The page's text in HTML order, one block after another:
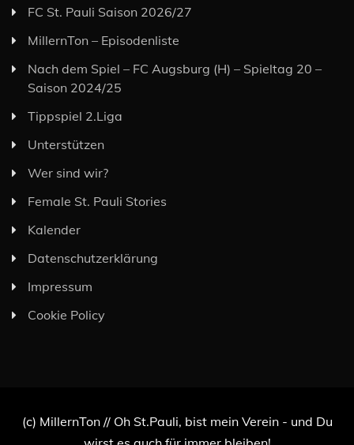
FC St. Pauli Saison 2026/27
MillernTon – Episodenliste
Nach dem Spiel – FC Augsburg (H) – Spieltag 20 –
Saison 2024/25
Tippspiel 2.Liga
Unterstützen
Wer sind wir?
Female St. Pauli Stories
Kalender
Datenschutzerklärung
Impressum
Cookie Policy
(c) MillernTon // Oh St.Pauli, bist mein Verein - und Du